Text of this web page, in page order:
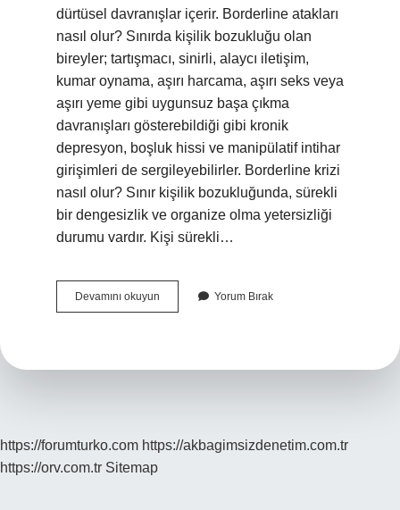
dürtüsel davranışlar içerir. Borderline atakları
nasıl olur? Sınırda kişilik bozukluğu olan
bireyler; tartışmacı, sinirli, alaycı iletişim,
kumar oynama, aşırı harcama, aşırı seks veya
aşırı yeme gibi uygunsuz başa çıkma
davranışları gösterebildiği gibi kronik
depresyon, boşluk hissi ve manipülatif intihar
girişimleri de sergileyebilirler. Borderline krizi
nasıl olur? Sınır kişilik bozukluğunda, sürekli
bir dengesizlik ve organize olma yetersizliği
durumu vardır. Kişi sürekli…
Devamını okuyun Borderline
Olup
Yorum Bırak
https://forumturko.com https://akbagimsizdenetim.com.tr
https://orv.com.tr Sitemap